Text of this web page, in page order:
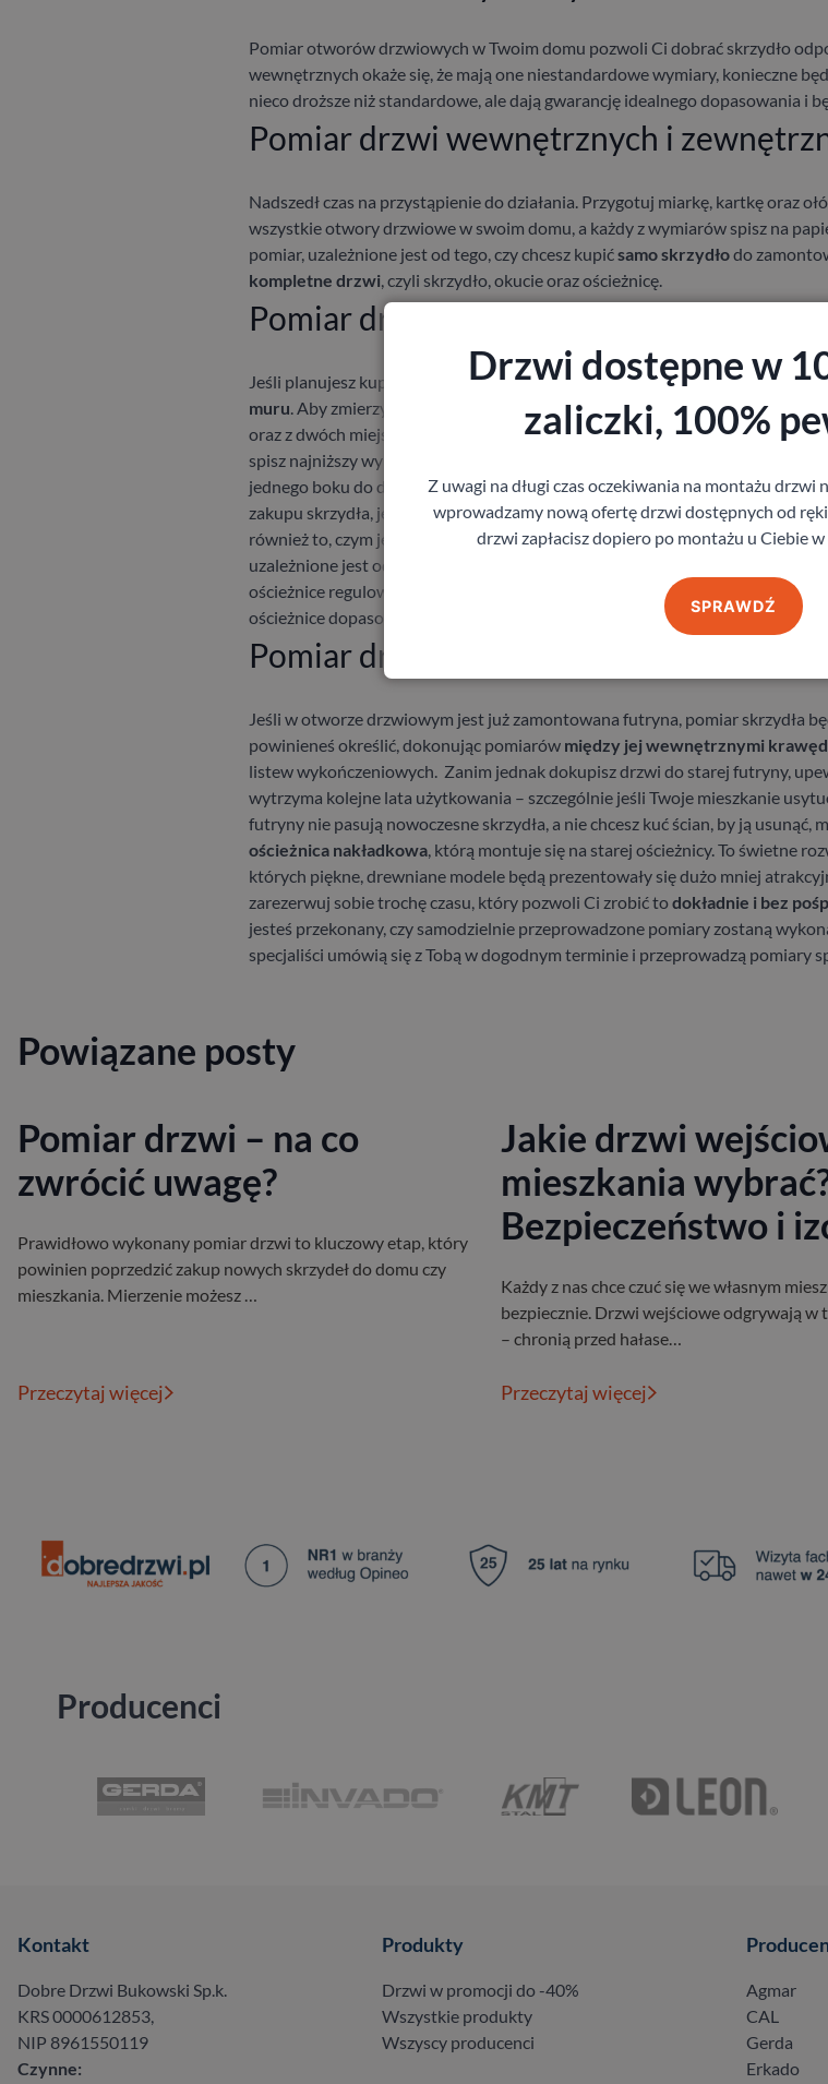
Pomiar otworów drzwiowych w Twoim domu pozwoli Ci dobrać skrzydło
wewnętrznych okaże się, że mają one niestandardowe wymiary, konieczne
nieco droższe niż standardowe, ale dają gwarancję idealnego dopasowania i
Pomiar drzwi wewnętrznych i
Nadszedł czas na przystąpienie do działania. Przygotuj miarkę, kartkę oraz
wszystkie otwory drzwiowe w swoim domu, a każdy z wymiarów spisz na
pomiar, uzależnione jest od tego, czy chcesz kupićsamo skrzydłodo
kompletne drzwi, czyli skrzydło, okucie oraz ościeżnicę.
Pomiar drzwi bez zainstalowanej futryny
Jeśli planujesz kupować kompletne drzwi, musisz dokładnie wymierzyć
muru. Aby zmierzyć wysokość, rozciągnij miarkę od prawego kąta w otworze
oraz z dwóch miejsc przy górnej krawędzi. Pomiar w kilku miejscach jest
spisz najniższy wynik, jaki uzyskałeś.
jednego boku do drugiego i zapisz najniższy wynik. Trzecim parametrem, jaki
zakupu skrzydła, jest szerokość muru. Rozciągnij miarkę od krawędzi muru
również to, czym jest obłożony, np. płytki ceramiczne). Dokonaj pomiaru w
uzależnione jest od tego,
ościeżnice regulowane – zapisz najniższy uzyskany wynik.
ościeżnice dopasowane – zapisz największy wynik.
Pomiar drzwi z futryną
Jeśli w otworze drzwiowym jest już zamontowana futryna, pomiar skrzydła
powinieneś określić, dokonując pomiarów między jej wewnętrznymi
listew wykończeniowych. Zanim jednak dokupisz drzwi do starej futryny,
wytrzyma kolejne lata użytkowania – szczególnie jeśli Twoje mieszkanie
futryny nie pasują nowoczesne skrzydła, a nie chcesz kuć ścian, by ją usunąć,
ościeżnica nakładkowa, którą montuje się na starej ościeżnicy. To świetne
których piękne, drewniane modele będą prezentowały się dużo mniej
zarezerwuj sobie trochę czasu, który pozwoli Ci zrobić todokładnie i bez
jesteś przekonany, czy samodzielnie przeprowadzone pomiary zostaną
specjaliści umówią się z Tobą w dogodnym terminie i przeprowadzą pomiary
Powiązane posty
Pomiar drzwi – na co
zwrócić uwagę?
Prawidłowo wykonany pomiar drzwi to kluczowy etap, który
powinien poprzedzić zakup nowych skrzydeł do domu czy
mieszkania. Mierzenie możesz …
Przeczytaj więcej
Jakie drzwi
mieszkania
Bezpieczeństwo i
Każdy z nas chce czuć się we własnym
bezpiecznie. Drzwi wejściowe odgrywają w
– chronią przed hałase…
Przeczytaj więcej
Producenci
Kontakt
Dobre Drzwi Bukowski Sp.k.
KRS 0000612853,
NIP 8961550119
Czynne:
Produkty
Drzwi w promocji do -40%
Wszystkie produkty
Wszyscy producenci
Agmar
CAL
Gerda
Erkado
Drzwi dostępne w
zaliczki, 100%
Z uwagi na długi czas oczekiwania na montażu drzwi
wprowadzamy nową ofertę drzwi dostępnych od ręki
drzwi zapłacisz dopiero po montażu u Ciebie
SPRAWDŹ